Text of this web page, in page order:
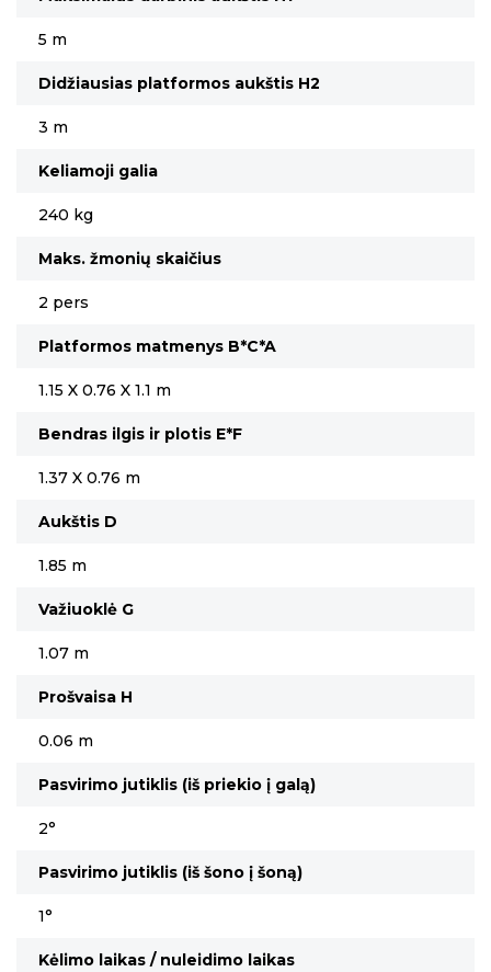
5 m
Didžiausias platformos aukštis H2
3 m
Keliamoji galia
240 kg
Maks. žmonių skaičius
2 pers
Platformos matmenys B*C*A
1.15 X 0.76 X 1.1 m
Bendras ilgis ir plotis E*F
1.37 X 0.76 m
Aukštis D
1.85 m
Važiuoklė G
1.07 m
Prošvaisa H
0.06 m
Pasvirimo jutiklis (iš priekio į galą)
2°
Pasvirimo jutiklis (iš šono į šoną)
1°
Kėlimo laikas / nuleidimo laikas